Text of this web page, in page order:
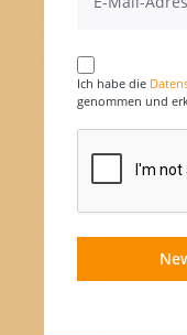
Ich habe die
genommen und